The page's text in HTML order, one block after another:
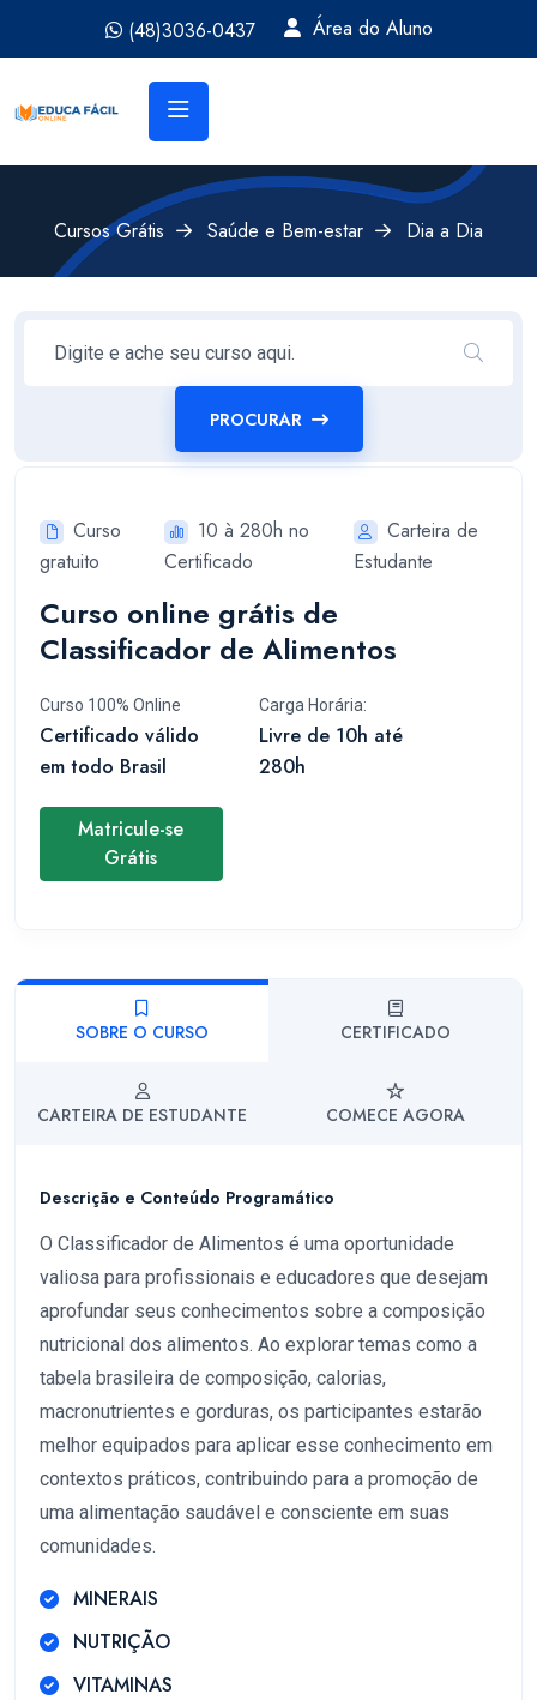
(48)3036-0437 Área do Aluno
Cursos Grátis Saúde e Bem-estar Dia a Dia
PROCURAR
Curso
gratuito
10 à 280h no
Certificado
Carteira de
Estudante
Curso online grátis de
Classificador de Alimentos
Curso 100% Online
Certificado válido
em todo Brasil
Carga Horária:
Livre de 10h até
280h
Matricule-se
Grátis
SOBRE O CURSO CERTIFICADO
CARTEIRA DE ESTUDANTE COMECE AGORA
Descrição e Conteúdo Programático
O Classificador de Alimentos é uma oportunidade
valiosa para profissionais e educadores que desejam
aprofundar seus conhecimentos sobre a composição
nutricional dos alimentos. Ao explorar temas como a
tabela brasileira de composição, calorias,
macronutrientes e gorduras, os participantes estarão
melhor equipados para aplicar esse conhecimento em
contextos práticos, contribuindo para a promoção de
uma alimentação saudável e consciente em suas
comunidades.
MINERAIS
NUTRIÇÃO
VITAMINAS